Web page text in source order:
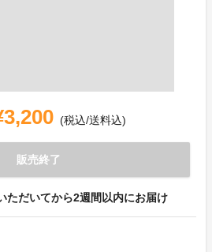
(税込/送料込)
販売終了
ただいてから2週間以内にお届け